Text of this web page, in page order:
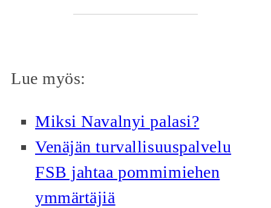
Lue myös:
Miksi Navalnyi palasi?
Venäjän turvallisuuspalvelu
FSB jahtaa pommimiehen
ymmärtäjiä